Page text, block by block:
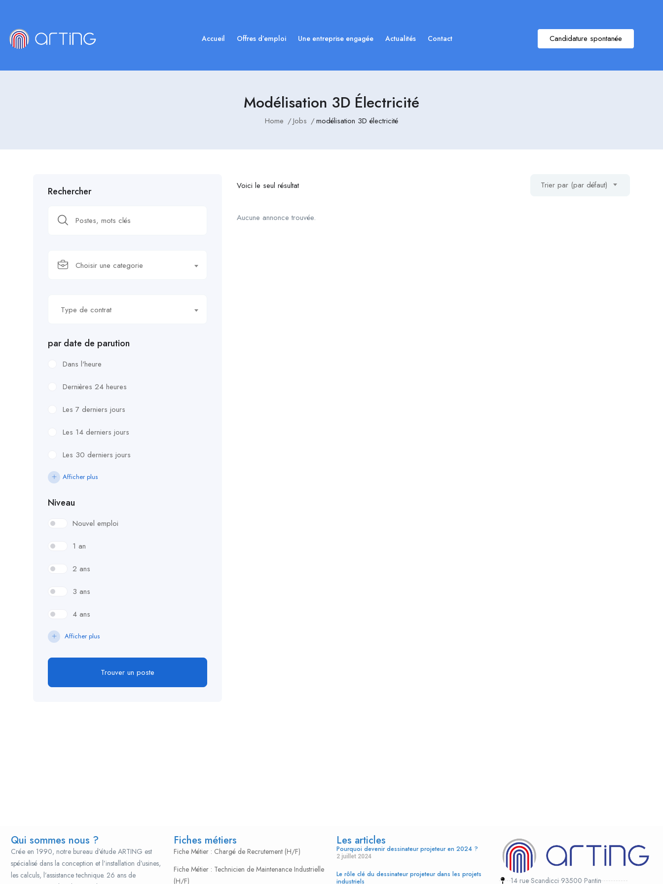
Accueil Offres d’emploi Une entreprise engagée Actualités Contact Candidature spontanée
Modélisation 3D Électricité
Home Jobs modélisation 3D électricité
Rechercher
Choisir une categorie
Type de contrat
par date de parution
Dans l'heure
Dernières 24 heures
Les 7 derniers jours
Les 14 derniers jours
Les 30 derniers jours
Afficher plus
Niveau
Nouvel emploi
1 an
2 ans
3 ans
4 ans
Afficher plus
Trouver un poste
Voici le seul résultat Trier par (par défaut)
Aucune annonce trouvée.
Qui sommes nous ?
Crée en 1990, notre bureau d’étude ARTING est
spécialisé dans la conception et l’installation d’usines,
les calculs, l’assistance technique. 26 ans de
Fiches métiers
Fiche Métier : Chargé de Recrutement (H/F)
Fiche Métier : Technicien de Maintenance Industrielle
(H/F)
Les articles
Pourquoi devenir dessinateur projeteur en 2024 ?
2 juillet 2024
Le rôle clé du dessinateur projeteur dans les projets
industriels
14 rue Scandicci 93500 Pantin